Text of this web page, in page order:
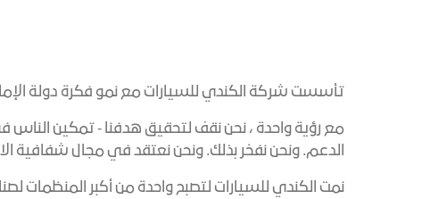
تأسست شركة الكندي للسيارات مع نمو فكرة دولة
مع رؤية واحدة ، نحن نقف لتحقيق هدفنا - تمكين الناس
الدعم. ونحن نفخر بذلك. ونحن نعتقد في مجال شفافية